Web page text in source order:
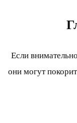
Если
они могут